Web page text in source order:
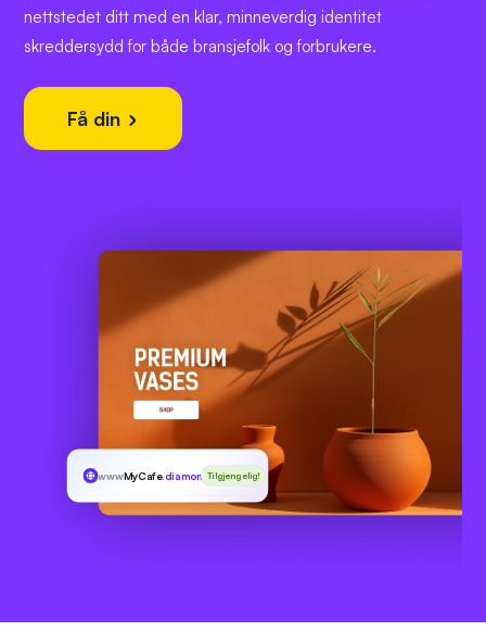
nettstedet ditt med en klar, minneverdig identitet
skreddersydd for både bransjefolk og forbrukere.
Få din
wwwMyCafe.diamondsTilgjengelig!